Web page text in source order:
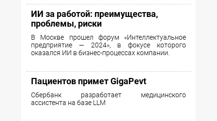
ИИ за работой: преимущества,
проблемы, риски
В Москве прошел форум «Интеллектуальное
предприятие — 2024», в фокусе которого
оказался ИИ в бизнес-процессах компании.
Пациентов примет GigaPevt
Сбербанк разработает медицинского
ассистента на базе LLM